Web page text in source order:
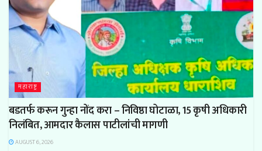
महाराष्ट्र
बडतर्फ करून गुन्हा नोंद करा – निविष्ठा घोटाळा, 15 कृषी अधिकारी
निलंबित, आमदार कैलास पाटीलांची मागणी
AUGUST 6, 2026